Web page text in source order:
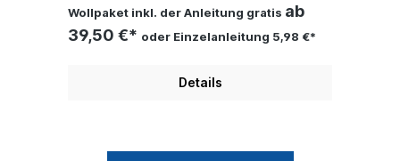
Wollpaket inkl. der Anleitung gratis ab
39,50 €* oder Einzelanleitung 5,98 €*
Details